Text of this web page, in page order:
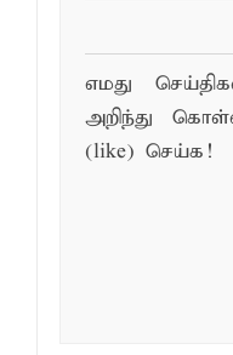
எமது
அறிந்து
(like) செய்க!